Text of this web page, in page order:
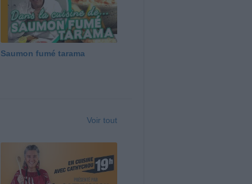
Saumon fumé tarama
Voir tout